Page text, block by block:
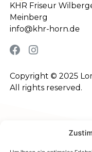
KHR Friseur
Meinberg
info@khr-horn.de
Copyright © 2025
All rights reserved.
KONTAKT